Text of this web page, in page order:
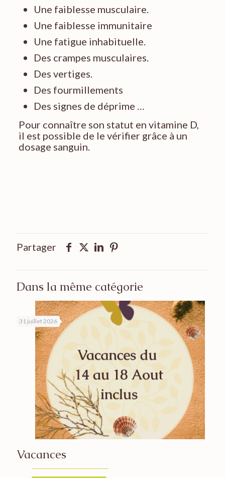
Une faiblesse musculaire.
Une faiblesse immunitaire
Une fatigue inhabituelle.
Des crampes musculaires.
Des vertiges.
Des fourmillements
Des signes de déprime …
Pour connaître son statut en vitamine D,
il est possible de le vérifier grâce à un
dosage sanguin.
Partager
Dans la même catégorie
31 juillet 2026
Vacances